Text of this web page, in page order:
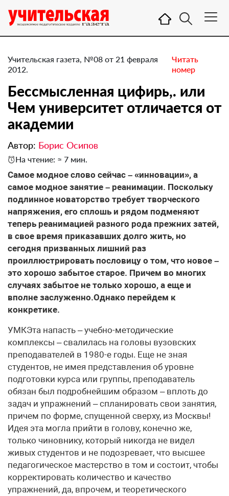
Учительская газета, №08 от 21 февраля
2012.
Читать
номер
Бессмысленная цифирь,. или
Чем университет отличается от
академии
Автор: Борис Осипов
На чтение: ≈ 7 мин.
Самое модное слово сейчас – «инновации», а
самое модное занятие – реанимации. Поскольку
подлинное новаторство требует творческого
напряжения, его сплошь и рядом подменяют
теперь реанимацией разного рода прежних затей,
в свое время приказавших долго жить, но
сегодня призванных лишний раз
проиллюстрировать пословицу о том, что новое –
это хорошо забытое старое. Причем во многих
случаях забытое не только хорошо, а еще и
вполне заслуженно.Однако перейдем к
конкретике.
УМКЭта напасть – учебно-методические
комплексы – свалилась на головы вузовских
преподавателей в 1980-е годы. Еще не зная
студентов, не имея представления об уровне
подготовки курса или группы, преподаватель
обязан был подробнейшим образом – вплоть до
задач и упражнений – спланировать свои занятия,
причем по форме, спущенной сверху, из Москвы!
Идея эта могла прийти в голову, конечно же,
только чиновнику, который никогда не видел
живых студентов и не подозревает, что высшее
педагогическое мастерство в том и состоит, чтобы
корректировать количество и качество
упражнений, да, впрочем, и теоретического